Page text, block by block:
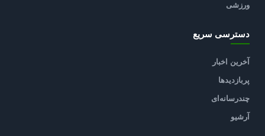
ورزشی
دسترسی سریع
آخرین اخبار
پربازدیدها
چندرسانه‌ای
آرشیو